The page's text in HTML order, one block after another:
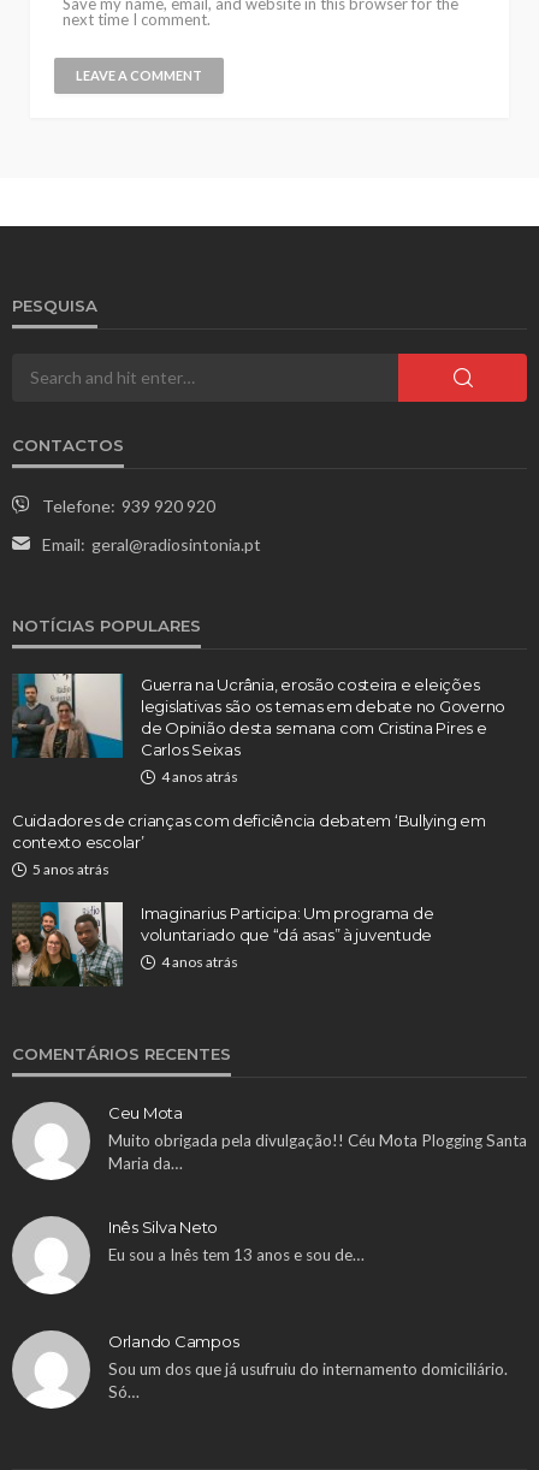
next time I comment.
PESQUISA
CONTACTOS
Telefone: 939 920 920
Email: geral@radiosintonia.pt
NOTÍCIAS POPULARES
Guerra na Ucrânia, erosão costeira e eleições
legislativas são os temas em debate no Governo
de Opinião desta semana com Cristina Pires e
Carlos Seixas
4 anos atrás
Cuidadores de crianças com deficiência debatem ‘Bullying em
contexto escolar’
5 anos atrás
Imaginarius Participa: Um programa de
voluntariado que “dá asas” à juventude
4 anos atrás
COMENTÁRIOS RECENTES
Ceu Mota
Muito obrigada pela divulgação!! Céu Mota Plogging Santa
Maria da…
Inês Silva Neto
Eu sou a Inês tem 13 anos e sou de…
Orlando Campos
Sou um dos que já usufruiu do internamento domiciliário.
Só…